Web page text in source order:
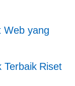
Web yang
Terbaik Riset